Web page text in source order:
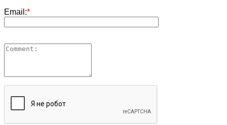
Email:*